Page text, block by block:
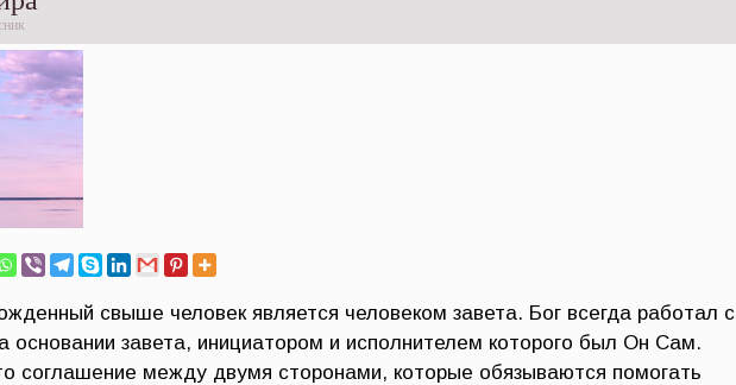
свыше человек является человеком завета. Бог всегда работал с
основании завета, инициатором и исполнителем которого был Он Сам.
соглашение между двумя сторонами, которые обязываются помогать